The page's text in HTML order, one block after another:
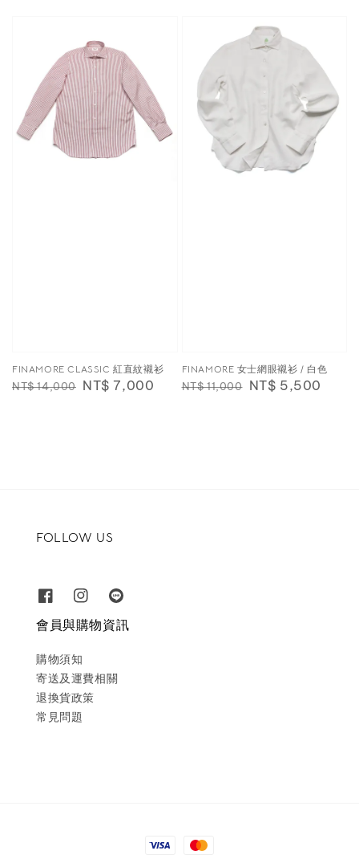
FINAMORE CLASSIC 紅直紋襯衫
Regular
NT$ 14,000 Sale
NT$ 7,000
FINAMORE 女士網眼襯衫 / 白色
Regular
NT$ 11,000 Sale
NT$ 5,500
FOLLOW US
會員與購物資訊
購物須知
寄送及運費相關
退換貨政策
常見問題